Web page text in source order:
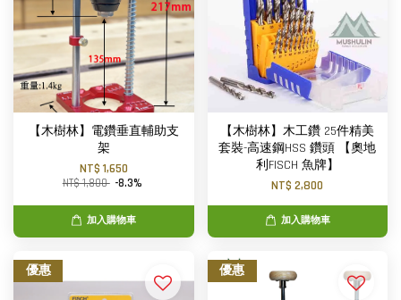
【木樹林】電鑽垂直輔助支
架
NT$ 1,650
NT$ 1,800 -8.3%
加入購物車
【木樹林】木工鑽 25件精美
套裝-高速鋼HSS 鑽頭 【奧地
利FISCH 魚牌】
NT$ 2,800
加入購物車
優惠 優惠